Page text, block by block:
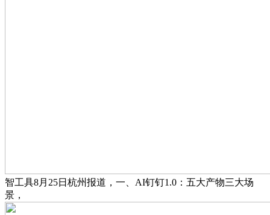
智工具8月25日杭州报道，一、AI钉钉1.0：五大产物三大场
景，